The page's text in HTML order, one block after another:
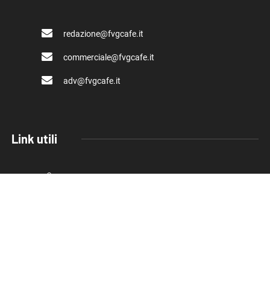
redazione@fvgcafe.it
commerciale@fvgcafe.it
adv@fvgcafe.it
Link utili